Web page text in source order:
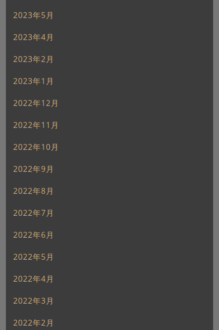
2023年5月
2023年4月
2023年2月
2023年1月
2022年12月
2022年11月
2022年10月
2022年9月
2022年8月
2022年7月
2022年6月
2022年5月
2022年4月
2022年3月
2022年2月